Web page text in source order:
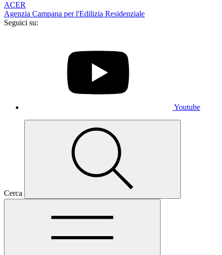
ACER
Agenzia Campana per l'Edilizia Residenziale
Seguici su:
Youtube
Cerca